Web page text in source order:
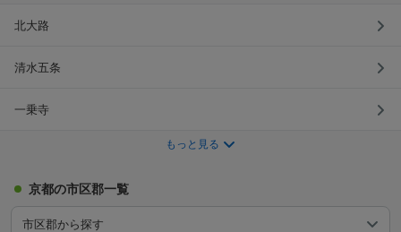
た空気が流れています。
北大路
清水五条
一乗寺
もっと見る
京都の市区郡一覧
市区郡から探す